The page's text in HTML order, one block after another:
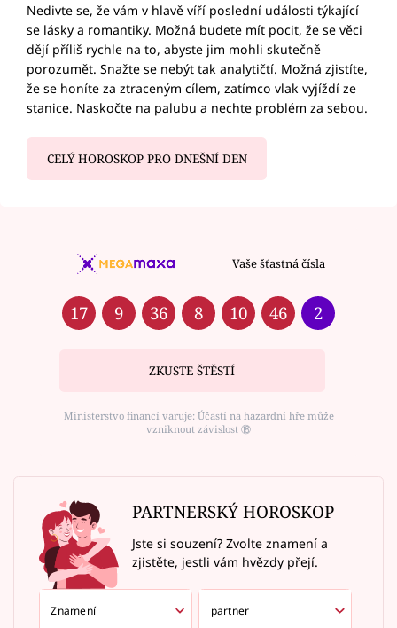
Nedivte se, že vám v hlavě víří poslední události týkající
se lásky a romantiky. Možná budete mít pocit, že se věci
dějí příliš rychle na to, abyste jim mohli skutečně
porozumět. Snažte se nebýt tak analytičtí. Možná zjistíte,
že se honíte za ztraceným cílem, zatímco vlak vyjíždí ze
stanice. Naskočte na palubu a nechte problém za sebou.
CELÝ HOROSKOP PRO DNEŠNÍ DEN
Vaše šťastná čísla
17 9 36 8 10 46 2
ZKUSTE ŠTĚSTÍ
Ministerstvo financí varuje: Účastí na hazardní hře může
vzniknout závislost ⑱
PARTNERSKÝ HOROSKOP
Jste si souzení? Zvolte znamení a
zjistěte, jestli vám hvězdy přejí.